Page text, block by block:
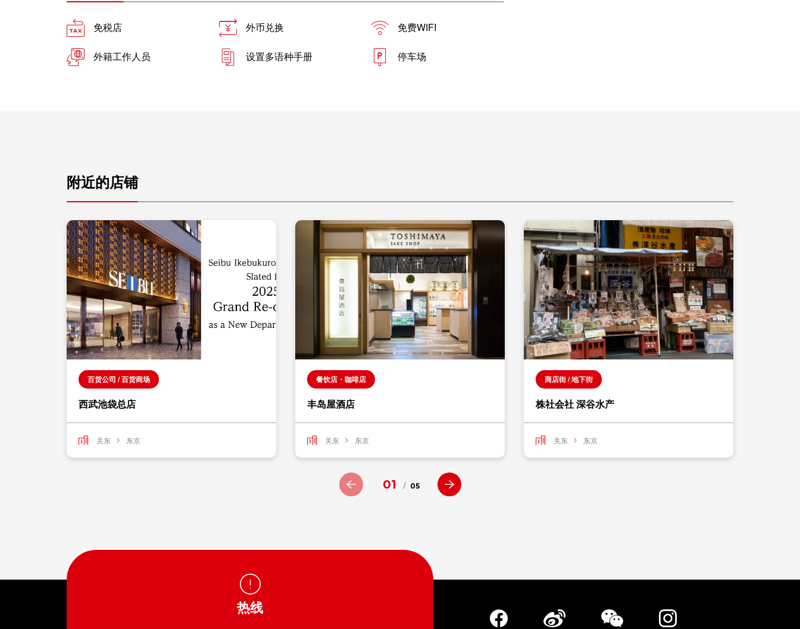
免税店 外币兑换 免费WIFI
外籍工作人员 设置多语种手册 停车场
附近的店铺
百货公司 / 百货商场
西武池袋总店
关东 东京
餐饮店・咖啡店
丰岛屋酒店
关东 东京
商店街 / 地下街
株社会社 深谷水产
关东 东京
01 / 05
热线